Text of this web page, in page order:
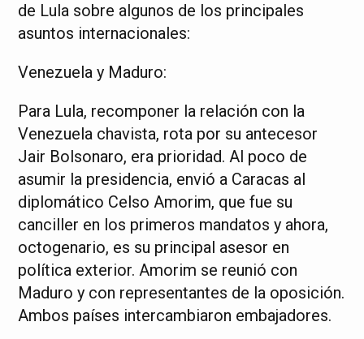
de Lula sobre algunos de los principales
asuntos internacionales:
Venezuela y Maduro:
Para Lula, recomponer la relación con la
Venezuela chavista, rota por su antecesor
Jair Bolsonaro, era prioridad. Al poco de
asumir la presidencia, envió a Caracas al
diplomático Celso Amorim, que fue su
canciller en los primeros mandatos y ahora,
octogenario, es su principal asesor en
política exterior. Amorim se reunió con
Maduro y con representantes de la oposición.
Ambos países intercambiaron embajadores.